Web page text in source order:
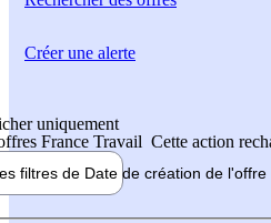
uniquement
France Travail Cette action
filtres de Date de création de l'offre
Créer une alerte